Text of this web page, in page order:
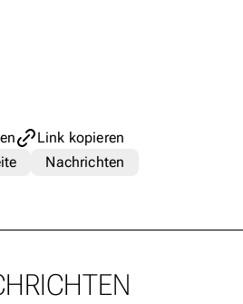
Link kopieren
Nachrichten